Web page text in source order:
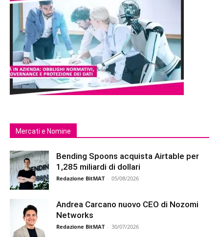
Mercati e Nomine
Bending Spoons acquista Airtable per
1,285 miliardi di dollari
Redazione BitMAT - 05/08/2026
Andrea Carcano nuovo CEO di Nozomi
Networks
Redazione BitMAT - 30/07/2026